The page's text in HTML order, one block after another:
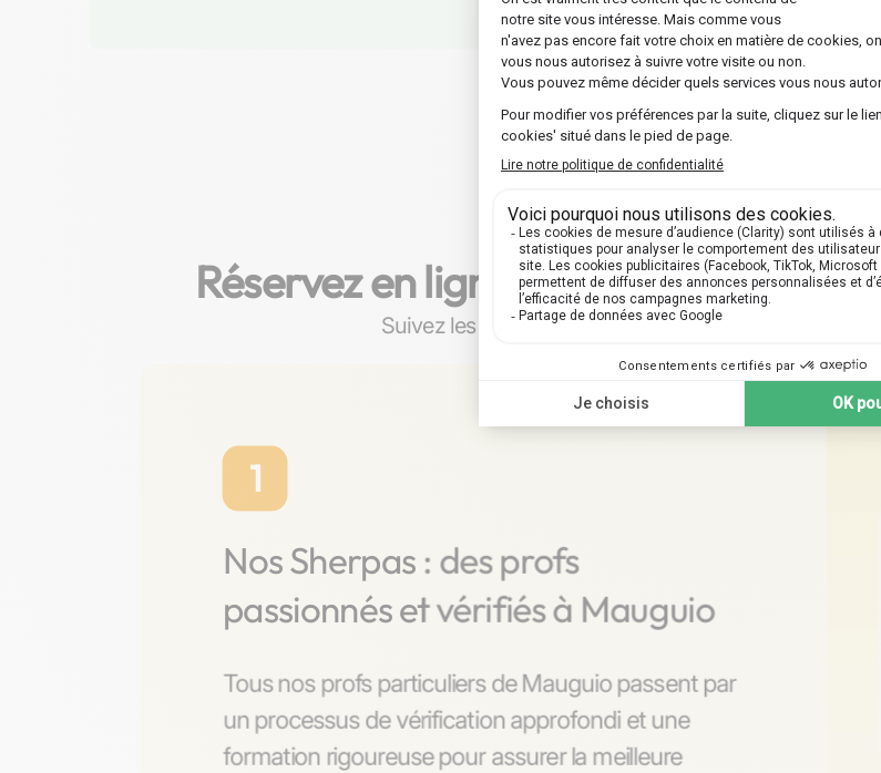
Réservez en ligne votre premier
Suivez les étapes suivantes pour planifier votre
1
Nos Sherpas : des profs
passionnés et vérifiés à Mauguio
Tous nos profs particuliers de Mauguio passent par
un processus de vérification approfondi et une
formation rigoureuse pour assurer la meilleure